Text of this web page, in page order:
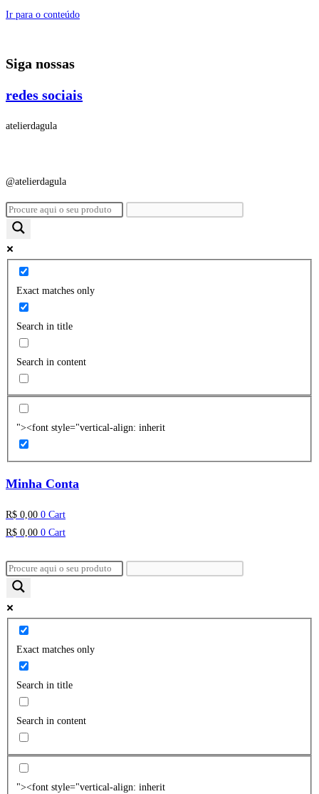
Ir para o conteúdo
Siga nossas
redes sociais
atelierdagula
@atelierdagula
Exact matches only
Search in title
Search in content
"><font style="vertical-align: inherit
Minha Conta
R$ 0,00 0 Cart
R$ 0,00 0 Cart
Exact matches only
Search in title
Search in content
"><font style="vertical-align: inherit